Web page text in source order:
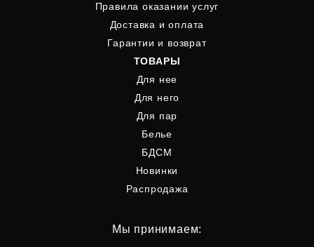
Правила оказании услуг
Доставка и оплата
Гарантии и возврат
ТОВАРЫ
Для нее
Для него
Для пар
Белье
БДСМ
Новинки
Распродажа
Мы принимаем: